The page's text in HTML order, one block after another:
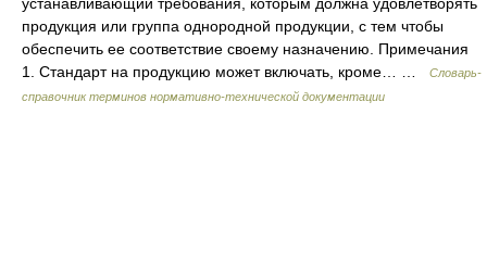
продукция или группа однородной продукции, с тем чтобы
обеспечить ее соответствие своему назначению. Примечания
1. Стандарт на продукцию может включать, кроме… …
Словарь-
справочник терминов нормативно-технической документации